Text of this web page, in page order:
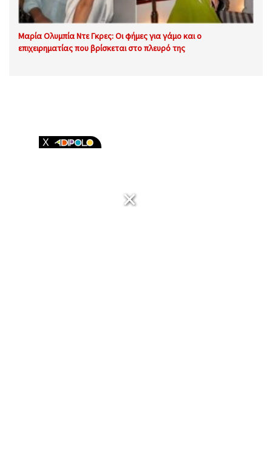
Μαρία Ολυμπία Ντε Γκρες: Οι φήμες για γάμο και ο
επιχειρηματίας που βρίσκεται στο πλευρό της